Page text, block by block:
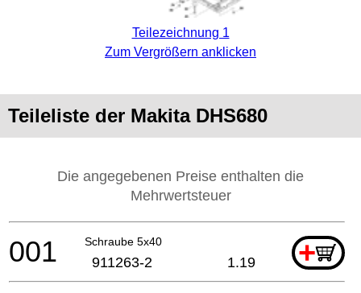
Teilezeichnung 1
Zum Vergrößern anklicken
Teileliste der Makita DHS680
Die angegebenen Preise enthalten die
Mehrwertsteuer
Schraube 5x40 +
001 911263-2 1.19